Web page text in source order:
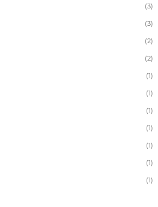
(3)
(3)
(2)
(2)
(1)
(1)
(1)
(1)
(1)
(1)
(1)